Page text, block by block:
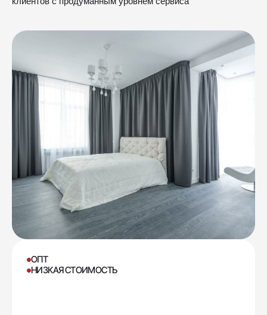
ОПТ
НИЗКАЯ СТОИМОСТЬ